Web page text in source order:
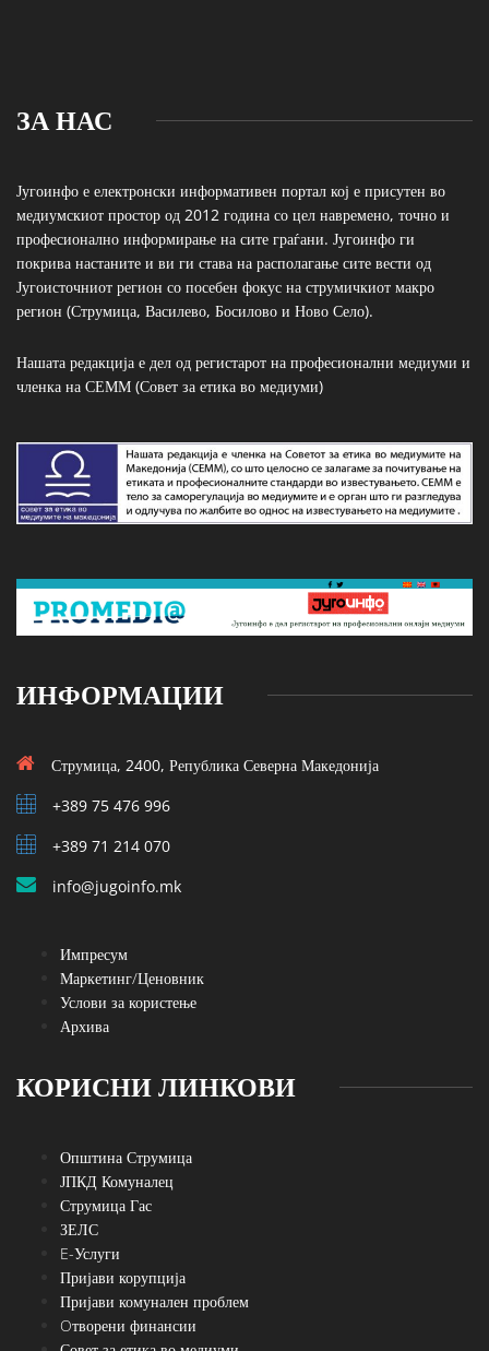
ЗА НАС
Југоинфо е електронски информативен портал кој е присутен во
медиумскиот простор од 2012 година со цел навремено, точно и
професионално информирање на сите граѓани. Југоинфо ги
покрива настаните и ви ги става на располагање сите вести од
Југоисточниот регион со посебен фокус на струмичкиот макро
регион (Струмица, Василево, Босилово и Ново Село).
Нашата редакција е дел од регистарот на професионални медиуми и
членка на СЕММ (Совет за етика во медиуми)
ИНФОРМАЦИИ
Струмица, 2400, Република Северна Македонија
+389 75 476 996
+389 71 214 070
info@jugoinfo.mk
Импресум
Маркетинг/Ценовник
Услови за користење
Архива
КОРИСНИ ЛИНКОВИ
Општина Струмица
ЈПКД Комуналец
Струмица Гас
ЗЕЛС
E-Услуги
Пријави корупција
Пријави комунален проблем
Oтворени финансии